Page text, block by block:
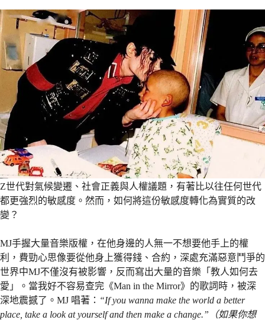
Z世代對氣候變遷、社會正義與人權議題，有著比以往任何世代
都更強烈的敏感度。然而，如何將這份敏感度轉化為實質的改
變？
MJ手握大量音樂版權，在他身邊的人無一不想要他手上的權
利，費勁心思像要從他身上獲得錢、合約，深處充滿惡意鬥爭的
世界中MJ不僅沒有被影響，反而寫出大量的音樂「教人如何去
愛」。當我好不容易查完《Man in the Mirror》的歌詞時，被深
深地震撼了。MJ 唱著： “If you wanna make the world a better
place, take a look at yourself and then make a change.”（如果你想